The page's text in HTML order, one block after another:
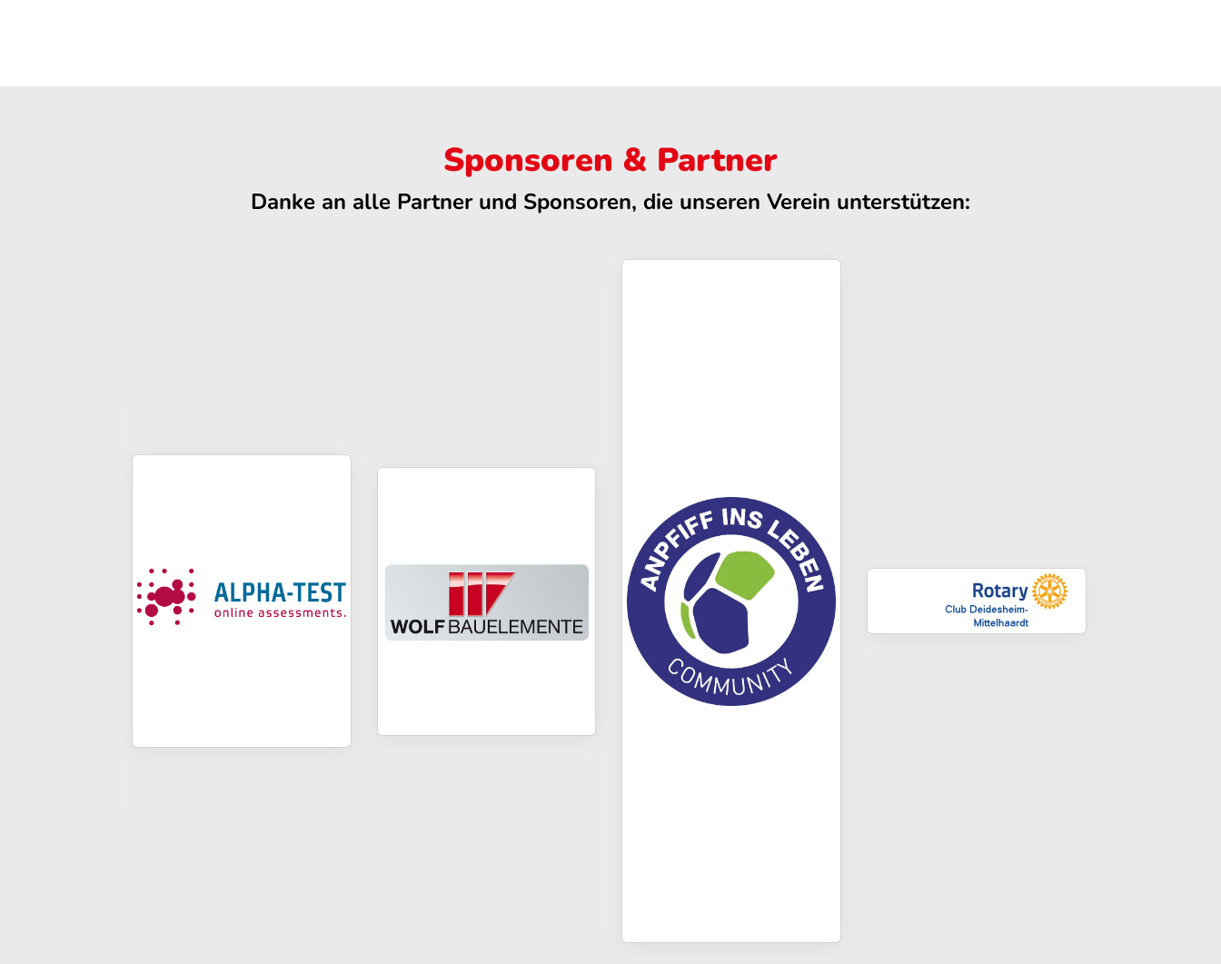
Sponsoren & Partner
Danke an alle Partner und Sponsoren, die unseren Verein unterstützen: